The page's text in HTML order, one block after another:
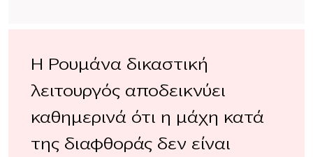
Η Ρουμάνα δικαστική
λειτουργός αποδεικνύει
καθημερινά ότι η μάχη κατά
της διαφθοράς δεν είναι